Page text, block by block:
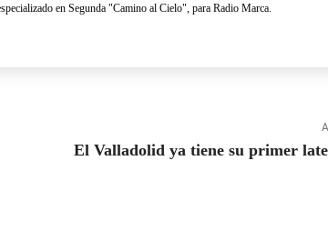
en Segunda "Camino al Cielo", para Radio Marca.
El Valladolid ya tiene su primer